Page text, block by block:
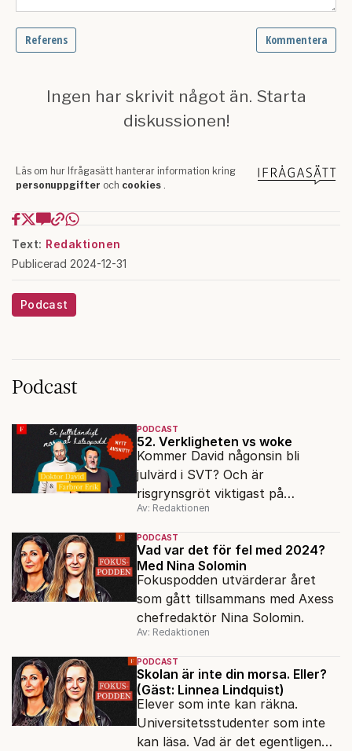
Text: Redaktionen
Publicerad 2024-12-31
Podcast
Podcast
PODCAST
52. Verkligheten vs woke
Kommer David någonsin bli
julvärd i SVT? Och är
risgrynsgröt viktigast på
julbordet? Doktor David och
Farbror Erik ordinerar en riktigt
god jul till alla lyssnare.
Av: Redaktionen
PODCAST
Vad var det för fel med 2024?
Med Nina Solomin
Fokuspodden utvärderar året
som gått tillsammans med Axess
chefredaktör Nina Solomin.
Av: Redaktionen
PODCAST
Skolan är inte din morsa. Eller?
(Gäst: Linnea Lindquist)
Elever som inte kan räkna.
Universitetsstudenter som inte
kan läsa. Vad är det egentligen